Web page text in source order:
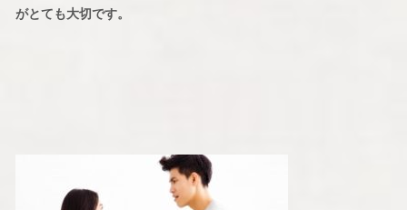
がとても大切です。